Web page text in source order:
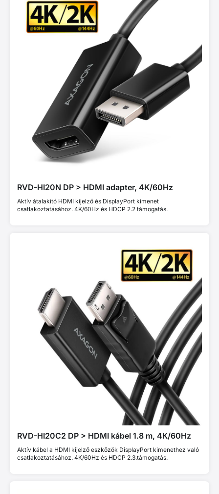
RVD-HI20N DP > HDMI adapter, 4K/60Hz
Aktív átalakító HDMI kijelző és DisplayPort kimenet
csatlakoztatásához. 4K/60Hz és HDCP 2.2 támogatás.
RVD-HI20C2 DP > HDMI kábel 1.8 m, 4K/60Hz
Aktív kábel a HDMI kijelző eszközök DisplayPort kimenethez való
csatlakoztatásához. 4K/60Hz és HDCP 2.3.támogatás.